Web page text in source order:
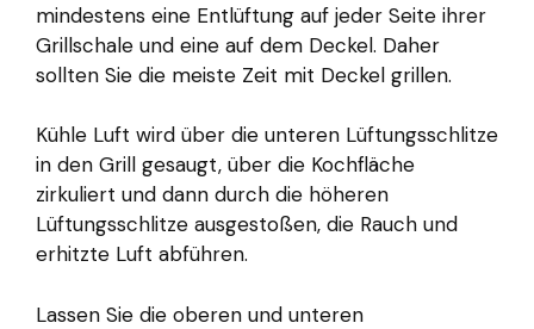
mindestens eine Entlüftung auf jeder Seite ihrer
Grillschale und eine auf dem Deckel. Daher
sollten Sie die meiste Zeit mit Deckel grillen.
Kühle Luft wird über die unteren Lüftungsschlitze
in den Grill gesaugt, über die Kochfläche
zirkuliert und dann durch die höheren
Lüftungsschlitze ausgestoßen, die Rauch und
erhitzte Luft abführen.
Lassen Sie die oberen und unteren